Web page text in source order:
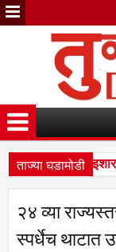
ताज्या घडामोडी
अंतिम
अण्णाभाऊंच्या
अंतिम
२४ व्या
स्पर्धेच थाटात